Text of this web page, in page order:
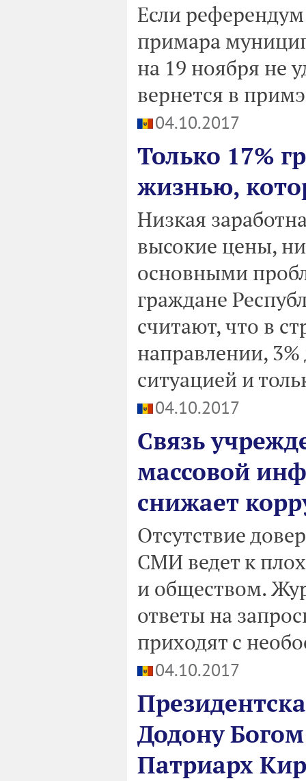
Если референдум
примара
на 19 ноября не
вернется в
04.10.2017
Только 17%
жизнью,
Низкая
высокие цены,
основными
граждане
считают, что в
направлении,
ситуацией и
04.10.2017
Связь
массовой
снижает
Отсутствие
СМИ ведет к
и обществом.
ответы на
приходят с
04.10.2017
Додону
Патриарх